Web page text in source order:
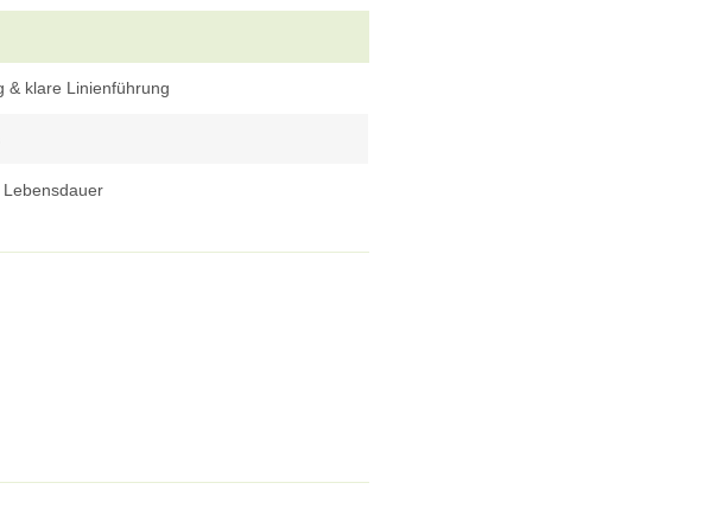
& klare Linienführung